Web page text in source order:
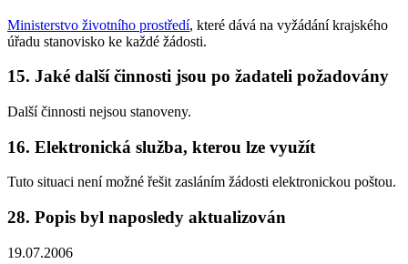
Ministerstvo životního prostředí, které dává na vyžádání krajského
úřadu stanovisko ke každé žádosti.
15. Jaké další činnosti jsou po žadateli požadovány
Další činnosti nejsou stanoveny.
16. Elektronická služba, kterou lze využít
Tuto situaci není možné řešit zasláním žádosti elektronickou poštou.
28. Popis byl naposledy aktualizován
19.07.2006